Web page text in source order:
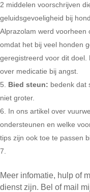
2 middelen voorschrijven
geluidsgevoeligheid bij
Alprazolam werd voorheen
omdat het bij veel honden
geregistreerd voor dit
over medicatie bij angst.
Bied steun: bedenk dat
niet groter.
In ons artikel over
ondersteunen en welke
tips zijn ook toe te passen
Meer infomatie, hulp of
dienst zijn. Bel of mail